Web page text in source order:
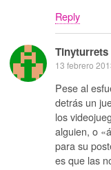
Reply
Tinyturrets
13 febrero
Pese al
detrás un
los
alguien, o
para su
es que las